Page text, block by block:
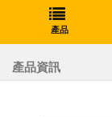
產品
產品資訊